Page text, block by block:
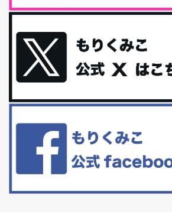
今回は、最近毎回定期的に購入している「楽
礼品トップ５を紹介します。今までいろ...
更年期を穏やかに乗りきるために今できる５
アラフィフからの体と心の整え方。 私も気
といった更年期症状はまだ...
白髪・美容・免疫力、現代人に足りないのは
リーブオイルorごま油をたらす。&n...